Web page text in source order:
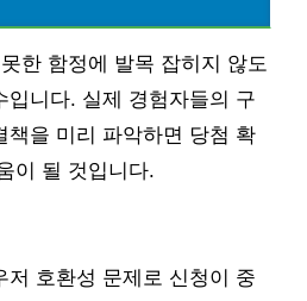
한 함정에 발목 잡히지 않도
입니다. 실제 경험자들의 구
책을 미리 파악하면 당첨 확
이 될 것입니다.
저 호환성 문제로 신청이 중